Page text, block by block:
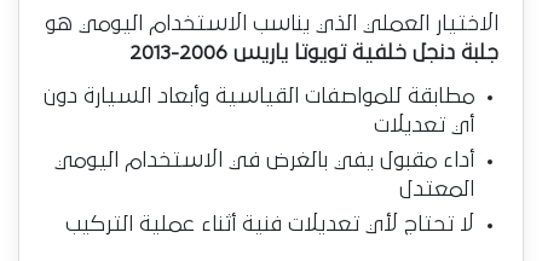
الاختيار العملي الذي يناسب الاستخدام اليومي هو
جلبة دنجل خلفية تويوتا ياريس 2006-2013
مطابقة للمواصفات القياسية وأبعاد السيارة دون
أي تعديلات
أداء مقبول يفي بالغرض في الاستخدام اليومي
المعتدل
لا تحتاج لأي تعديلات فنية أثناء عملية التركيب